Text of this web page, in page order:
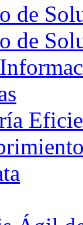
de
de